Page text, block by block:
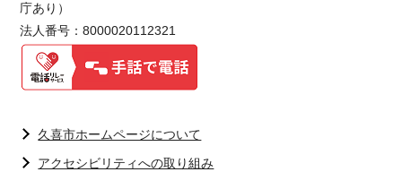
庁あり）
法人番号：8000020112321
久喜市ホームページについて
アクセシビリティへの取り組み